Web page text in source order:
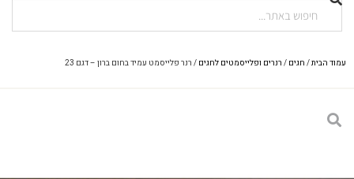
עמוד הבית/ חגים / רנרים ופלייסמטים לחגים / רנר פלייסמט עמיד בחום ברון – דגם 23